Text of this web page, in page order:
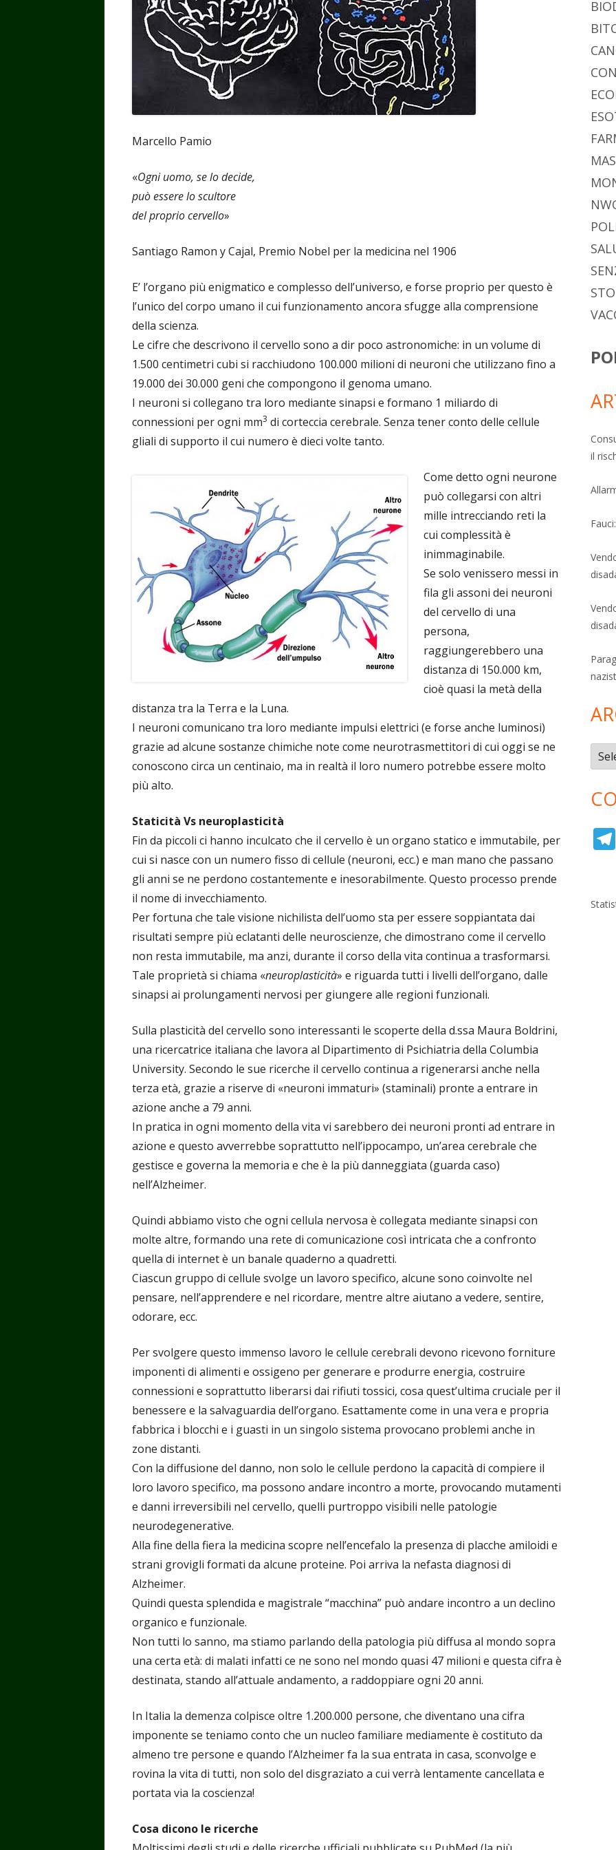
Marcello Pamio
«Ogni uomo, se lo decide,
può essere lo scultore
del proprio cervello»
Santiago Ramon y Cajal, Premio Nobel per la medicina nel 1906
E’ l’organo più enigmatico e complesso dell’universo, e forse proprio per questo è
l’unico del corpo umano il cui funzionamento ancora sfugge alla comprensione
della scienza.
Le cifre che descrivono il cervello sono a dir poco astronomiche: in un volume di
1.500 centimetri cubi si racchiudono 100.000 milioni di neuroni che utilizzano fino a
19.000 dei 30.000 geni che compongono il genoma umano.
I neuroni si collegano tra loro mediante sinapsi e formano 1 miliardo di
connessioni per ogni mm3 di corteccia cerebrale. Senza tener conto delle cellule
gliali di supporto il cui numero è dieci volte tanto.
Come detto ogni neurone
può collegarsi con altri
mille intrecciando reti la
cui complessità è
inimmaginabile.
Se solo venissero messi in
fila gli assoni dei neuroni
del cervello di una
persona,
raggiungerebbero una
distanza di 150.000 km,
cioè quasi la metà della
distanza tra la Terra e la Luna.
I neuroni comunicano tra loro mediante impulsi elettrici (e forse anche luminosi)
grazie ad alcune sostanze chimiche note come neurotrasmettitori di cui oggi se ne
conoscono circa un centinaio, ma in realtà il loro numero potrebbe essere molto
più alto.
Staticità Vs neuroplasticità
Fin da piccoli ci hanno inculcato che il cervello è un organo statico e immutabile, per
cui si nasce con un numero fisso di cellule (neuroni, ecc.) e man mano che passano
gli anni se ne perdono costantemente e inesorabilmente. Questo processo prende
il nome di invecchiamento.
Per fortuna che tale visione nichilista dell’uomo sta per essere soppiantata dai
risultati sempre più eclatanti delle neuroscienze, che dimostrano come il cervello
non resta immutabile, ma anzi, durante il corso della vita continua a trasformarsi.
Tale proprietà si chiama «neuroplasticità» e riguarda tutti i livelli dell’organo, dalle
sinapsi ai prolungamenti nervosi per giungere alle regioni funzionali.
Sulla plasticità del cervello sono interessanti le scoperte della d.ssa Maura Boldrini,
una ricercatrice italiana che lavora al Dipartimento di Psichiatria della Columbia
University. Secondo le sue ricerche il cervello continua a rigenerarsi anche nella
terza età, grazie a riserve di «neuroni immaturi» (staminali) pronte a entrare in
azione anche a 79 anni.
In pratica in ogni momento della vita vi sarebbero dei neuroni pronti ad entrare in
azione e questo avverrebbe soprattutto nell’ippocampo, un’area cerebrale che
gestisce e governa la memoria e che è la più danneggiata (guarda caso)
nell’Alzheimer.
Quindi abbiamo visto che ogni cellula nervosa è collegata mediante sinapsi con
molte altre, formando una rete di comunicazione così intricata che a confronto
quella di internet è un banale quaderno a quadretti.
Ciascun gruppo di cellule svolge un lavoro specifico, alcune sono coinvolte nel
pensare, nell’apprendere e nel ricordare, mentre altre aiutano a vedere, sentire,
odorare, ecc.
Per svolgere questo immenso lavoro le cellule cerebrali devono ricevono forniture
imponenti di alimenti e ossigeno per generare e produrre energia, costruire
connessioni e soprattutto liberarsi dai rifiuti tossici, cosa quest’ultima cruciale per il
benessere e la salvaguardia dell’organo. Esattamente come in una vera e propria
fabbrica i blocchi e i guasti in un singolo sistema provocano problemi anche in
zone distanti.
Con la diffusione del danno, non solo le cellule perdono la capacità di compiere il
loro lavoro specifico, ma possono andare incontro a morte, provocando mutamenti
e danni irreversibili nel cervello, quelli purtroppo visibili nelle patologie
neurodegenerative.
Alla fine della fiera la medicina scopre nell’encefalo la presenza di placche amiloidi e
strani grovigli formati da alcune proteine. Poi arriva la nefasta diagnosi di
Alzheimer.
Quindi questa splendida e magistrale “macchina” può andare incontro a un declino
organico e funzionale.
Non tutti lo sanno, ma stiamo parlando della patologia più diffusa al mondo sopra
una certa età: di malati infatti ce ne sono nel mondo quasi 47 milioni e questa cifra è
destinata, stando all’attuale andamento, a raddoppiare ogni 20 anni.
In Italia la demenza colpisce oltre 1.200.000 persone, che diventano una cifra
imponente se teniamo conto che un nucleo familiare mediamente è costituto da
almeno tre persone e quando l’Alzheimer fa la sua entrata in casa, sconvolge e
rovina la vita di tutti, non solo del disgraziato a cui verrà lentamente cancellata e
portata via la coscienza!
Cosa dicono le ricerche
il